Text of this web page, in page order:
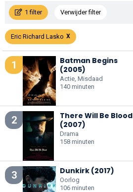
1 filter Verwijder filter
Eric Richard Lasko
1
Batman Begins
(2005)
Actie, Misdaad
140 minuten
2
There Will Be Blood
(2007)
Drama
158 minuten
3 Dunkirk (2017)
Oorlog
106 minuten